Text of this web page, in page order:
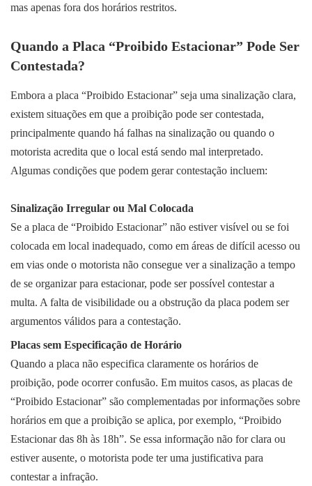
mas apenas fora dos horários restritos.
Quando a Placa “Proibido Estacionar” Pode Ser
Contestada?
Embora a placa “Proibido Estacionar” seja uma sinalização clara,
existem situações em que a proibição pode ser contestada,
principalmente quando há falhas na sinalização ou quando o
motorista acredita que o local está sendo mal interpretado.
Algumas condições que podem gerar contestação incluem:
Sinalização Irregular ou Mal Colocada
Se a placa de “Proibido Estacionar” não estiver visível ou se foi
colocada em local inadequado, como em áreas de difícil acesso ou
em vias onde o motorista não consegue ver a sinalização a tempo
de se organizar para estacionar, pode ser possível contestar a
multa. A falta de visibilidade ou a obstrução da placa podem ser
argumentos válidos para a contestação.
Placas sem Especificação de Horário
Quando a placa não especifica claramente os horários de
proibição, pode ocorrer confusão. Em muitos casos, as placas de
“Proibido Estacionar” são complementadas por informações sobre
horários em que a proibição se aplica, por exemplo, “Proibido
Estacionar das 8h às 18h”. Se essa informação não for clara ou
estiver ausente, o motorista pode ter uma justificativa para
contestar a infração.